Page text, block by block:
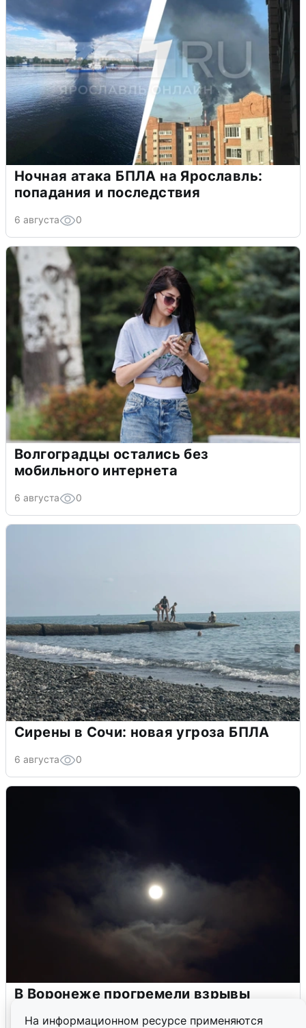
На информационном ресурсе применяются
Ночная атака БПЛА на Ярославль:
попадания и последствия
6 августа 0
Волгоградцы остались без
мобильного интернета
6 августа 0
Сирены в Сочи: новая угроза БПЛА
6 августа 0
В Воронеже прогремели взрывы